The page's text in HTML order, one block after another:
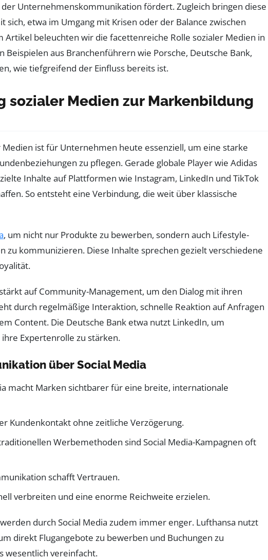
Unternehmenskommunikation fördert. Zugleich bringen diese
etwa im Umgang mit Krisen oder der Balance zwischen
Artikel beleuchten wir die facettenreiche Rolle sozialer Medien in
Beispielen aus Branchenführern wie Porsche, Deutsche Bank,
wie tiefgreifend der Einfluss bereits ist.
sozialer Medien zur Markenbildung
ist für Unternehmen heute essenziell, um eine starke
zu pflegen. Gerade globale Player wie Adidas
Inhalte auf Plattformen wie Instagram, LinkedIn und TikTok
So entsteht eine Verbindung, die weit über klassische
, um nicht nur Produkte zu bewerben, sondern auch Lifestyle-
zu kommunizieren. Diese Inhalte sprechen gezielt verschiedene
auf Community-Management, um den Dialog mit ihren
durch regelmäßige Interaktion, schnelle Reaktion auf Anfragen
Content. Die Deutsche Bank etwa nutzt LinkedIn, um
Expertenrolle zu stärken.
über Social Media
macht Marken sichtbarer für eine breite, internationale
Kundenkontakt ohne zeitliche Verzögerung.
Werbemethoden sind Social Media-Kampagnen oft
schafft Vertrauen.
verbreiten und eine enorme Reichweite erzielen.
durch Social Media zudem immer enger. Lufthansa nutzt
direkt Flugangebote zu bewerben und Buchungen zu
wesentlich vereinfacht.